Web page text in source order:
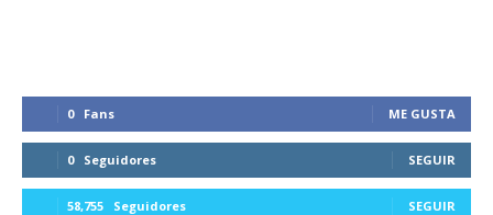
0 Fans ME GUSTA
0 Seguidores SEGUIR
58,755 Seguidores SEGUIR